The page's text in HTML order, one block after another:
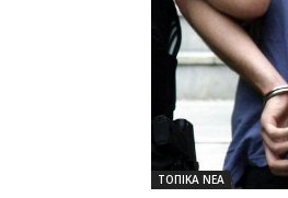
ΤΟΠΙΚΑ ΝΕΑ